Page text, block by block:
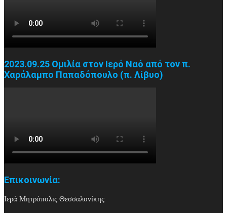
2023.09.25 Ομιλία στον Ιερό Ναό από τον π.
Χαράλαμπο Παπαδόπουλο (π. Λίβυο)
Επικοινωνία:
Ιερά Μητρόπολις Θεσσαλονίκης